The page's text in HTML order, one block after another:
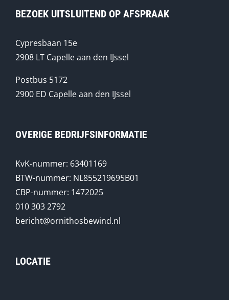
BEZOEK UITSLUITEND OP AFSPRAAK
Cypresbaan 15e
2908 LT Capelle aan den IJssel
Postbus 5172
2900 ED Capelle aan den IJssel
OVERIGE BEDRIJFSINFORMATIE
KvK-nummer: 63401169
BTW-nummer: NL855219695B01
CBP-nummer: 1472025
010 303 2792
bericht@ornithosbewind.nl
LOCATIE